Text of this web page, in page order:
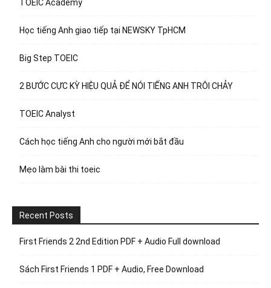
TOEIC Academy
Học tiếng Anh giao tiếp tại NEWSKY TpHCM
Big Step TOEIC
2 BƯỚC CỰC KỲ HIỆU QUẢ ĐỂ NÓI TIẾNG ANH TRÔI CHẢY
TOEIC Analyst
Cách học tiếng Anh cho người mới bắt đầu
Mẹo làm bài thi toeic
Recent Posts
First Friends 2 2nd Edition PDF + Audio Full download
Sách First Friends 1 PDF + Audio, Free Download